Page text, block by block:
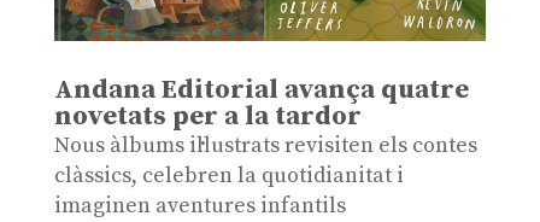
Andana Editorial avança quatre
novetats per a la tardor
Nous àlbums il·lustrats revisiten els contes
clàssics, celebren la quotidianitat i
imaginen aventures infantils